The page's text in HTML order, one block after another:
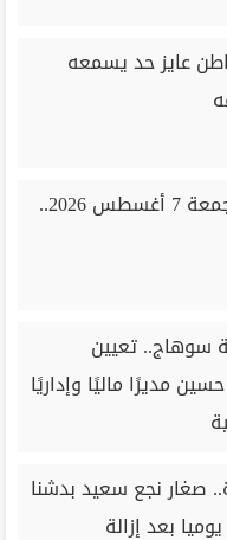
عايز حد يسمعه
سعر الذهب اليوم الجمعة 7 أغسطس 2026..
سوهاج.. تعيين
مديرًا ماليًا وإداريًا
صغار نجع سعيد بدشنا
يوميا بعد إزالة